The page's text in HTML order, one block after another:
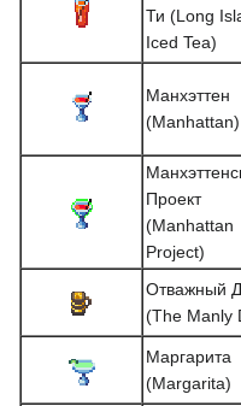
Ти (Long
Iced Tea)
Манхэттен
(Manhattan)
Проект
(Manhattan
Project)
Отважный
(The Manly
Маргарита
(Margarita)